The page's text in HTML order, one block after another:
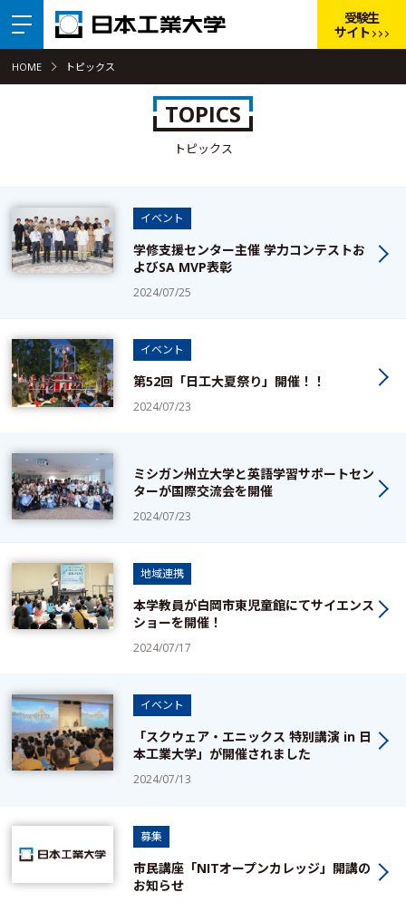
受験生
サイト
HOME トピックス
TOPICS
トピックス
イベント
学修支援センター主催 学力コンテストお
よびSA MVP表彰
2024/07/25
イベント
第52回「日工大夏祭り」開催！！
2024/07/23
ミシガン州立大学と英語学習サポートセン
ターが国際交流会を開催
2024/07/23
地域連携
本学教員が白岡市東児童館にてサイエンス
ショーを開催！
2024/07/17
イベント
「スクウェア・エニックス 特別講演 in 日
本工業大学」が開催されました
2024/07/13
募集
市民講座「NITオープンカレッジ」開講の
お知らせ